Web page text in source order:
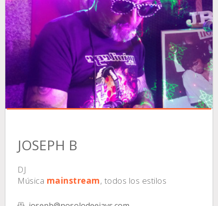
JOSEPH B
DJ
Música mainstream, todos los estilos